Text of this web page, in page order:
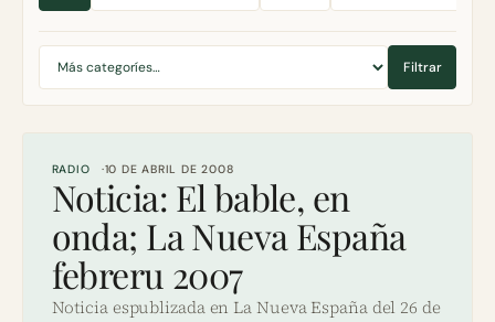
Toles
categoríes
Filtrar
RADIO 10 DE ABRIL DE 2008
Noticia: El bable, en
onda; La Nueva España
febreru 2007
Noticia espublizada en La Nueva España del 26 de